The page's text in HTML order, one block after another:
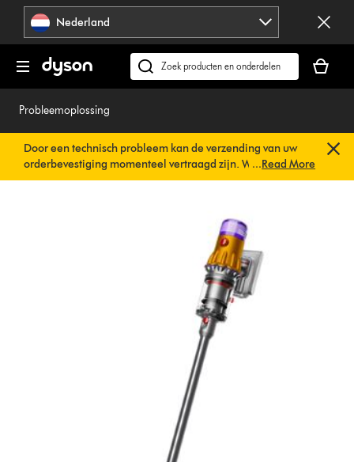
Navigatie
overslaan
Nederland
Zoek
op
is
Probleemoplossing
Door een technisch probleem kan de verzending van uw
orderbevestiging momenteel vertraagd zijn. We werken al
aan een snelle oplossing.U hoeft verder niets te doen. Uw
...Read More